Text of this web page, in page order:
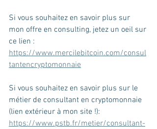
Si vous souhaitez en savoir plus sur
mon offre en consulting, jetez un oeil sur
ce lien :
https://www.mercilebitcoin.com/consul
tantencryptomonnaie
Si vous souhaitez en savoir plus sur le
métier de consultant en cryptomonnaie
(lien extérieur à mon site !):
https://www.pstb.fr/metier/consultant-